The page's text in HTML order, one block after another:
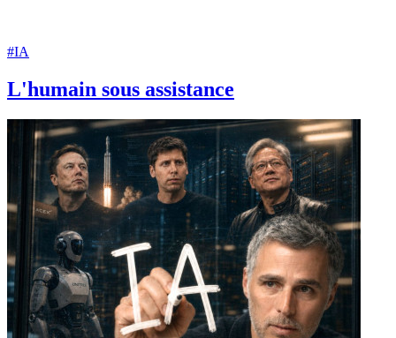
#IA
L'humain sous assistance